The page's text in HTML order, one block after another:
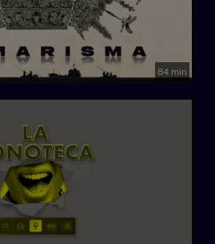
84 min